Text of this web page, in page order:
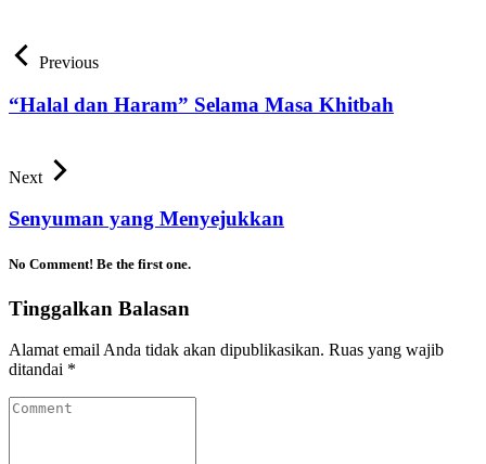
Previous
“Halal dan Haram” Selama Masa Khitbah
Next
Senyuman yang Menyejukkan
No Comment! Be the first one.
Tinggalkan Balasan
Alamat email Anda tidak akan dipublikasikan. Ruas yang wajib
ditandai *